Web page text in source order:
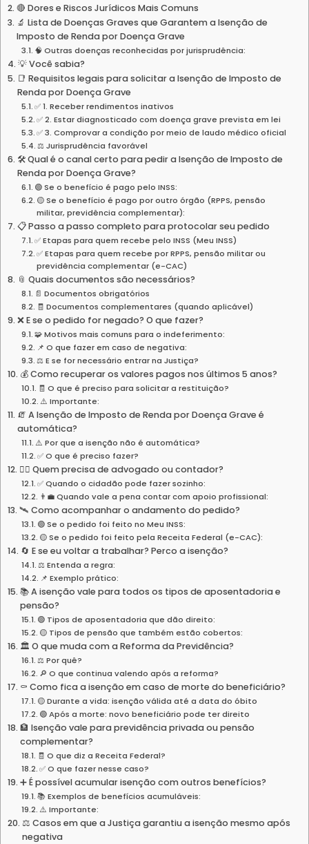
🔴 Dores e Riscos Jurídicos Mais Comuns
🔬 Lista de Doenças Graves que Garantem a Isenção de
Imposto de Renda por Doença Grave
🧠 Outras doenças reconhecidas por jurisprudência:
💡 Você sabia?
📑 Requisitos legais para solicitar a Isenção de Imposto de
Renda por Doença Grave
✅ 1. Receber rendimentos inativos
✅ 2. Estar diagnosticado com doença grave prevista em lei
✅ 3. Comprovar a condição por meio de laudo médico oficial
⚖️ Jurisprudência favorável
🛠️ Qual é o canal certo para pedir a Isenção de Imposto de
Renda por Doença Grave?
🟢 Se o benefício é pago pelo INSS:
🟡 Se o benefício é pago por outro órgão (RPPS, pensão
militar, previdência complementar):
📋 Passo a passo completo para protocolar seu pedido
✅ Etapas para quem recebe pelo INSS (Meu INSS)
✅ Etapas para quem recebe por RPPS, pensão militar ou
previdência complementar (e-CAC)
📎 Quais documentos são necessários?
📄 Documentos obrigatórios
🧾 Documentos complementares (quando aplicável)
❌ E se o pedido for negado? O que fazer?
🧩 Motivos mais comuns para o indeferimento:
📌 O que fazer em caso de negativa:
⚖️ E se for necessário entrar na Justiça?
💰 Como recuperar os valores pagos nos últimos 5 anos?
🧾 O que é preciso para solicitar a restituição?
⚠️ Importante:
🧯 A Isenção de Imposto de Renda por Doença Grave é
automática?
⚠️ Por que a isenção não é automática?
✅ O que é preciso fazer?
🧑‍⚖️ Quem precisa de advogado ou contador?
✅ Quando o cidadão pode fazer sozinho:
👨‍💼 Quando vale a pena contar com apoio profissional:
🛰️ Como acompanhar o andamento do pedido?
🟢 Se o pedido foi feito no Meu INSS:
🟡 Se o pedido foi feito pela Receita Federal (e-CAC):
🔄 E se eu voltar a trabalhar? Perco a isenção?
⚖️ Entenda a regra:
📌 Exemplo prático:
📚 A isenção vale para todos os tipos de aposentadoria e
pensão?
🟢 Tipos de aposentadoria que dão direito:
🟡 Tipos de pensão que também estão cobertos:
🏛️ O que muda com a Reforma da Previdência?
⚖️ Por quê?
🔎 O que continua valendo após a reforma?
⚰️ Como fica a isenção em caso de morte do beneficiário?
🟡 Durante a vida: isenção válida até a data do óbito
🟢 Após a morte: novo beneficiário pode ter direito
🏦 Isenção vale para previdência privada ou pensão
complementar?
🧾 O que diz a Receita Federal?
✅ O que fazer nesse caso?
➕ É possível acumular isenção com outros benefícios?
📚 Exemplos de benefícios acumuláveis:
⚠️ Importante:
⚖️ Casos em que a Justiça garantiu a isenção mesmo após
negativa